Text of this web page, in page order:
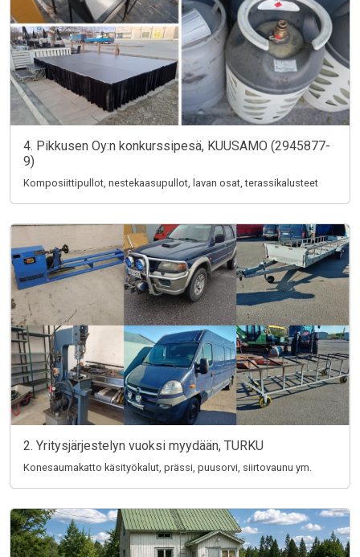
4. Pikkusen Oy:n konkurssipesä, KUUSAMO (2945877-
9)
Komposiittipullot, nestekaasupullot, lavan osat, terassikalusteet
2. Yritysjärjestelyn vuoksi myydään, TURKU
Konesaumakatto käsityökalut, prässi, puusorvi, siirtovaunu ym.